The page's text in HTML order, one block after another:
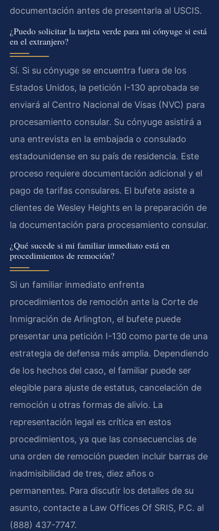
documentación antes de presentarla al USCIS.
¿Puedo solicitar la tarjeta verde para mi cónyuge si está
en el extranjero?
Sí. Si su cónyuge se encuentra fuera de los
Estados Unidos, la petición I-130 aprobada se
enviará al Centro Nacional de Visas (NVC) para
procesamiento consular. Su cónyuge asistirá a
una entrevista en la embajada o consulado
estadounidense en su país de residencia. Este
proceso requiere documentación adicional y el
pago de tarifas consulares. El bufete asiste a
clientes de Wesley Heights en la preparación de
la documentación para procesamiento consular.
¿Qué sucede si mi familiar inmediato está en
procedimientos de remoción?
Si un familiar inmediato enfrenta
procedimientos de remoción ante la Corte de
Inmigración de Arlington, el bufete puede
presentar una petición I-130 como parte de una
estrategia de defensa más amplia. Dependiendo
de los hechos del caso, el familiar puede ser
elegible para ajuste de estatus, cancelación de
remoción u otras formas de alivio. La
representación legal es crítica en estos
procedimientos, ya que las consecuencias de
una orden de remoción pueden incluir barras de
inadmisibilidad de tres, diez años o
permanentes. Para discutir los detalles de su
asunto, contacte a Law Offices Of SRIS, P.C. al
(888) 437-7747.